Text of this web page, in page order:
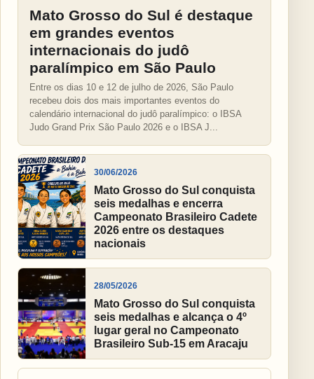
Mato Grosso do Sul é destaque
em grandes eventos
internacionais do judô
paralímpico em São Paulo
Entre os dias 10 e 12 de julho de 2026, São Paulo
recebeu dois dos mais importantes eventos do
calendário internacional do judô paralímpico: o IBSA
Judo Grand Prix São Paulo 2026 e o IBSA J...
30/06/2026
Mato Grosso do Sul conquista
seis medalhas e encerra
Campeonato Brasileiro Cadete
2026 entre os destaques
nacionais
28/05/2026
Mato Grosso do Sul conquista
seis medalhas e alcança o 4º
lugar geral no Campeonato
Brasileiro Sub-15 em Aracaju